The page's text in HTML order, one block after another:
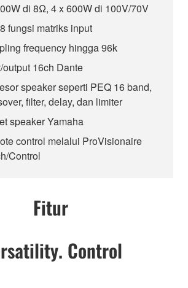
di 8Ω, 4 x 600W di 100V/70V
fungsi matriks input
frequency hingga 96k
output 16ch Dante
speaker seperti PEQ 16 band,
filter, delay, dan limiter
speaker Yamaha
control melalui ProVisionaire
Control
Fitur
Control